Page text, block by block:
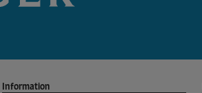
Information